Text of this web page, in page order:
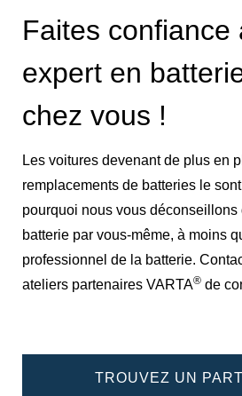
Faites confiance
expert en
chez vous !
Les voitures devenant de plus en
remplacements de batteries le
pourquoi nous vous déconseillons
batterie par vous-même, à moins
professionnel de la batterie.
ateliers partenaires VARTA® de
TROUVEZ UN